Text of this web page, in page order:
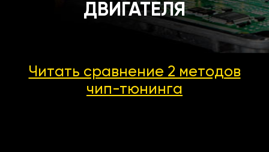
ДВИГАТЕЛЯ
Читать сравнение 2 методов
чип-тюнинга